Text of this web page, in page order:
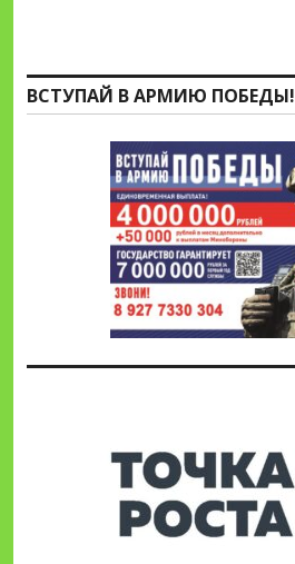
ВСТУПАЙ В АРМИЮ ПОБЕДЫ!